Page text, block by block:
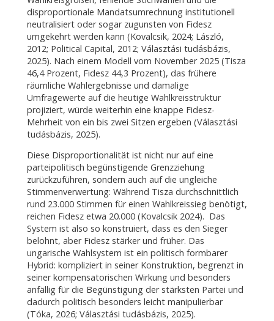
disproportionale Mandatsumrechnung institutionell
neutralisiert oder sogar zugunsten von Fidesz
umgekehrt werden kann (Kovalcsik, 2024; László,
2012; Political Capital, 2012; Választási tudásbázis,
2025). Nach einem Modell vom November 2025 (Tisza
46,4 Prozent, Fidesz 44,3 Prozent), das frühere
räumliche Wahlergebnisse und damalige
Umfragewerte auf die heutige Wahlkreisstruktur
projiziert, würde weiterhin eine knappe Fidesz-
Mehrheit von ein bis zwei Sitzen ergeben (Választási
tudásbázis, 2025).
Diese Disproportionalität ist nicht nur auf eine
parteipolitisch begünstigende Grenzziehung
zurückzuführen, sondern auch auf die ungleiche
Stimmenverwertung: Während Tisza durchschnittlich
rund 23.000 Stimmen für einen Wahlkreissieg benötigt,
reichen Fidesz etwa 20.000 (Kovalcsik 2024). Das
System ist also so konstruiert, dass es den Sieger
belohnt, aber Fidesz stärker und früher. Das
ungarische Wahlsystem ist ein politisch formbarer
Hybrid: kompliziert in seiner Konstruktion, begrenzt in
seiner kompensatorischen Wirkung und besonders
anfällig für die Begünstigung der stärksten Partei und
dadurch politisch besonders leicht manipulierbar
(Tóka, 2026; Választási tudásbázis, 2025).